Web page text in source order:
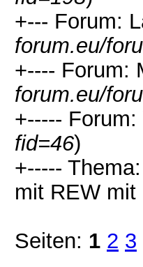
+--- Forum:
forum.eu/
+---- Forum:
forum.eu/
+-----
fid=46)
+-----
mit REW mit
Seiten: 1 2 3